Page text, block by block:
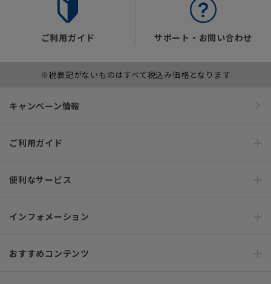
ご利用ガイド サポート・お問い合わせ
※税表記がないものはすべて税込み価格となります
キャンペーン情報
ご利用ガイド
便利なサービス
インフォメーション
おすすめコンテンツ